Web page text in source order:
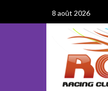
contenu
8 août 2026